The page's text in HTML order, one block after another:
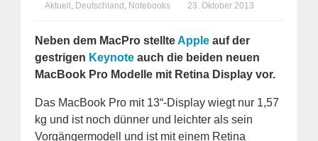
Aktuell , Deutschland , Notebooks 23. Oktober 2013
Neben dem MacPro stellteApple auf der
gestrigen Keynote auch die beiden neuen
MacBook Pro Modelle mit Retina Display vor.
Das MacBook Pro mit 13“-Display wiegt nur 1,57
kg und ist noch dünner und leichter als sein
Vorgängermodell und ist mit einem Retina